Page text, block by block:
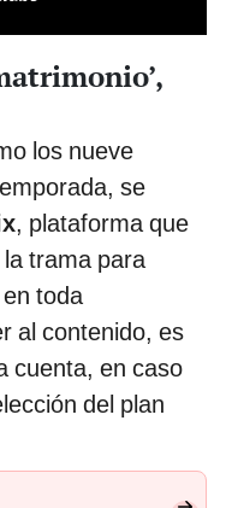
los nueve
se
, plataforma que
trama para
toda
al contenido, es
cuenta, en caso
del plan